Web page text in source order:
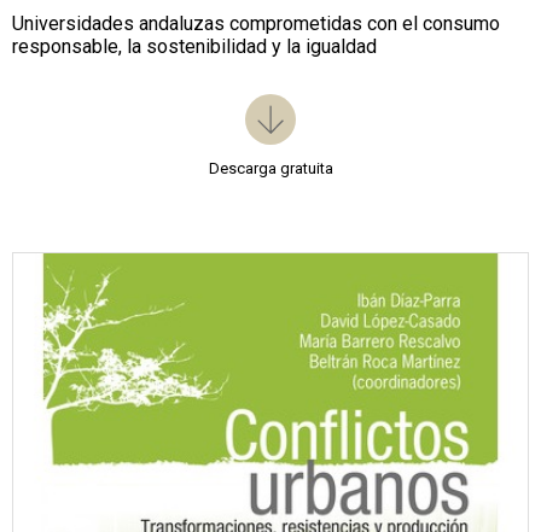
Universidades andaluzas comprometidas con el consumo
responsable, la sostenibilidad y la igualdad
Descarga gratuita